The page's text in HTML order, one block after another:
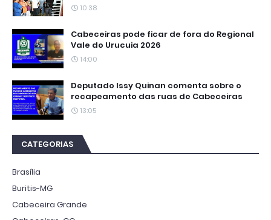
10:38
Cabeceiras pode ficar de fora do Regional
Vale do Urucuia 2026
14:00
Deputado Issy Quinan comenta sobre o
recapeamento das ruas de Cabeceiras
13:05
CATEGORIAS
Brasília
Buritis-MG
Cabeceira Grande